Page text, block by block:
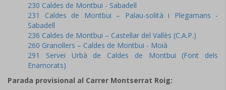
230 Caldes de Montbui - Sabadell
231 Caldes de Montbui – Palau-solità i Plegamans -
Sabadell
236 Caldes de Montbui – Castellar del Vallès (C.A.P.)
260 Granollers – Caldes de Montbui - Moià
291 Servei Urbà de Caldes de Montbui (Font dels
Enamorats)
Parada provisional al Carrer Montserrat Roig: